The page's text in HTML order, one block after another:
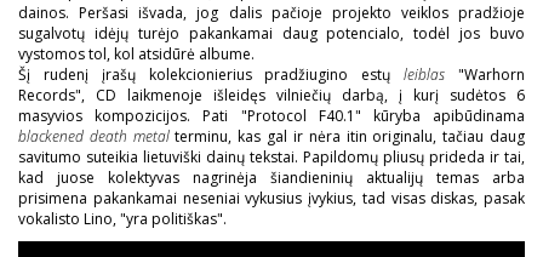
dainos. Peršasi išvada, jog dalis pačioje projekto veiklos pradžioje
sugalvotų idėjų turėjo pakankamai daug potencialo, todėl jos buvo
vystomos tol, kol atsidūrė albume.
Šį rudenį įrašų kolekcionierius pradžiugino estųleiblas "Warhorn
Records", CD laikmenoje išleidęs vilniečių darbą, į kurį sudėtos 6
masyvios kompozicijos. Pati "Protocol F40.1" kūryba apibūdinama
blackened death metalterminu, kas gal ir nėra itin originalu, tačiau daug
savitumo suteikia lietuviški dainų tekstai. Papildomų pliusų prideda ir tai,
kad juose kolektyvas nagrinėja šiandieninių aktualijų temas arba
prisimena pakankamai neseniai vykusius įvykius, tad visas diskas, pasak
vokalisto Lino, "yra politiškas".